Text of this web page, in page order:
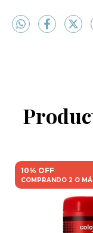
10% OFF
COMPRANDO 2 O